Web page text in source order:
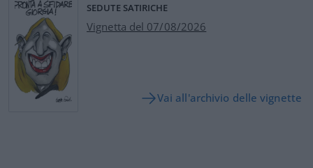
SEDUTE SATIRICHE
Vignetta del 07/08/2026
Vai all'archivio delle vignette